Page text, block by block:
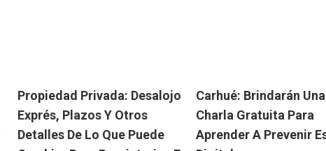
Propiedad Privada: Desalojo
Exprés, Plazos Y Otros
Detalles De Lo Que Puede
Carhué: Brindarán Una
Charla Gratuita Para
Aprender A Prevenir